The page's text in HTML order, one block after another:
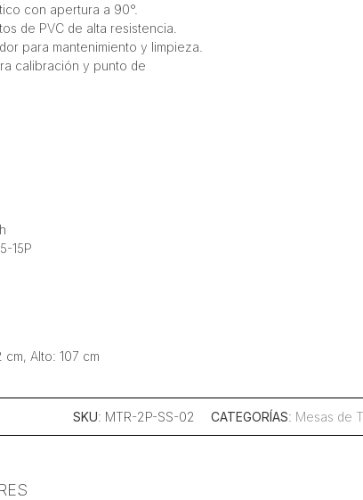
con apertura a 90°.
de PVC de alta resistencia.
para mantenimiento y limpieza.
calibración y punto de
15P
cm, Alto: 107 cm
SKU: MTR-2P-SS-02 CATEGORÍAS: Mesas de